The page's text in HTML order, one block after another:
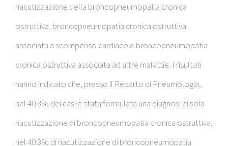
riacutizzazione della broncopneumopatia cronica
ostruttiva, broncopneumopatia cronica ostruttiva
associata a scompenso cardiaco e broncopneumopatia
cronica ostruttiva associata ad altre malattie. I risultati
hanno indicato che, presso il Reparto di Pneumologia,
nel 40.3% dei casi è stata formulata una diagnosi di sola
riacutizzazione di broncopneumopatia cronica ostruttiva,
nel 40.3% di riacutizzazione di broncopneumopatia